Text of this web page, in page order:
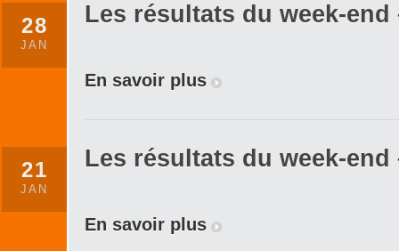
28
JAN
Les résultats du week-end
En savoir plus
21
JAN
Les résultats du week-end
En savoir plus